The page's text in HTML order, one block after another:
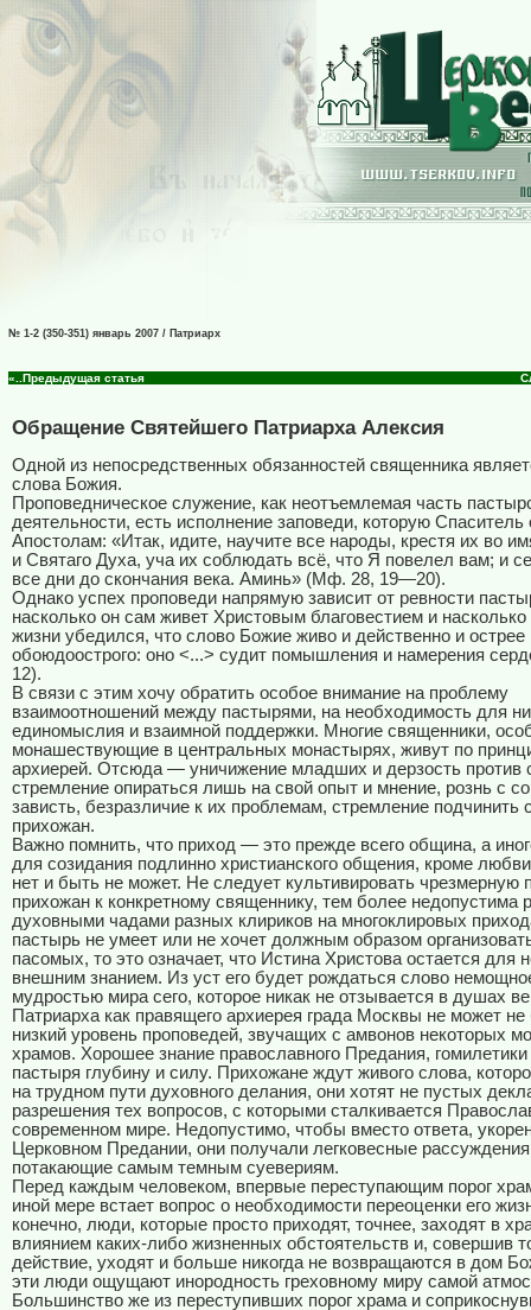
№ 1-2 (350-351) январь 2007 / Патриарх
«..Предыдущая статья
Обращение Святейшего Патриарха Алексия
Одной из непосредственных обязанностей священника
слова Божия.
Проповедническое служение, как неотъемлемая часть
деятельности, есть исполнение заповеди, которую Спаситель
Апостолам: «Итак, идите, научите все народы, крестя их во
и Святаго Духа, уча их соблюдать всё, что Я повелел вам; и
все дни до скончания века. Аминь» (Мф. 28, 19—20).
Однако успех проповеди напрямую зависит от ревности
насколько он сам живет Христовым благовестием и насколько
жизни убедился, что слово Божие живо и действенно и острее
обоюдоострого: оно <...> судит помышления и намерения
12).
В связи с этим хочу обратить особое внимание на проблему
взаимоотношений между пастырями, на необходимость для
единомыслия и взаимной поддержки. Многие священники,
монашествующие в центральных монастырях, живут по
архиерей. Отсюда — уничижение младших и дерзость против
стремление опираться лишь на свой опыт и мнение, рознь с
зависть, безразличие к их проблемам, стремление подчинить
прихожан.
Важно помнить, что приход — это прежде всего община, а
для созидания подлинно христианского общения, кроме
нет и быть не может. Не следует культивировать чрезмерную
прихожан к конкретному священнику, тем более недопустима
духовными чадами разных клириков на многоклировых
пастырь не умеет или не хочет должным образом
пасомых, то это означает, что Истина Христова остается для
внешним знанием. Из уст его будет рождаться слово
мудростью мира сего, которое никак не отзывается в душах
Патриарха как правящего архиерея града Москвы не может не
низкий уровень проповедей, звучащих с амвонов некоторых
храмов. Хорошее знание православного Предания,
пастыря глубину и силу. Прихожане ждут живого слова,
на трудном пути духовного делания, они хотят не пустых
разрешения тех вопросов, с которыми сталкивается
современном мире. Недопустимо, чтобы вместо ответа,
Церковном Предании, они получали легковесные
потакающие самым темным суевериям.
Перед каждым человеком, впервые переступающим порог
иной мере встает вопрос о необходимости переоценки его
конечно, люди, которые просто приходят, точнее, заходят в
влиянием каких-либо жизненных обстоятельств и, совершив
действие, уходят и больше никогда не возвращаются в дом
эти люди ощущают инородность греховному миру самой
Большинство же из переступивших порог храма и